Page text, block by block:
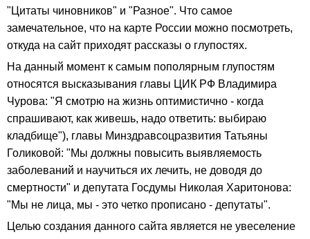
"Цитаты чиновников" и "Разное". Что самое
замечательное, что на карте России можно посмотреть,
откуда на сайт приходят рассказы о глупостях.
На данный момент к самым пополярным глупостям
относятся высказывания главы ЦИК РФ Владимира
Чурова: "Я смотрю на жизнь оптимистично - когда
спрашивают, как живешь, надо ответить: выбираю
кладбище"), главы Минздравсоцразвития Татьяны
Голиковой: "Мы должны повысить выявляемость
заболеваний и научиться их лечить, не доводя до
смертности" и депутата Госдумы Николая Харитонова:
"Мы не лица, мы - это четко прописано - депутаты".
Целью создания данного сайта является не увеселение